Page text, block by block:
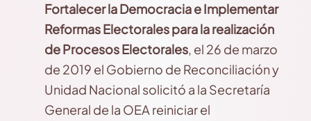
Fortalecer la Democracia e Implementar
Reformas Electorales para la realización
de Procesos Electorales, el 26 de marzo
de 2019 el Gobierno de Reconciliación y
Unidad Nacional solicitó a la Secretaría
General de la OEA reiniciar el